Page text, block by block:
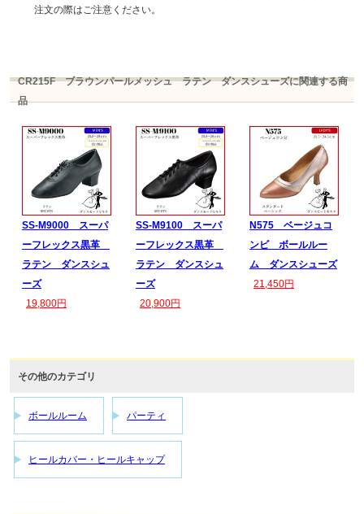
注文の際はご注意ください。
CR215F ブラウンパールメッシュ ラテン ダンスシューズに関連する商
品
SS-M9000 スーパ
ーフレックス黒革
ラテン ダンスシュ
ーズ
19,800円
SS-M9100 スーパ
ーフレックス黒革
ラテン ダンスシュ
ーズ
20,900円
N575 ベージュコ
ンビ ボールルー
ム ダンスシューズ
21,450円
その他のカテゴリ
ボールルーム パーティ
ヒールカバー・ヒールキャップ